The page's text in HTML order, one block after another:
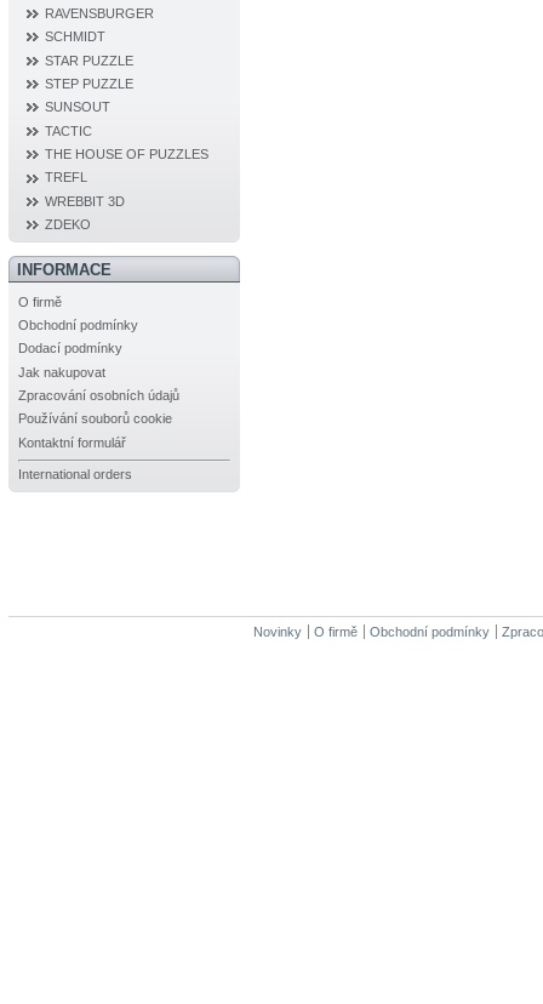
RAVENSBURGER
SCHMIDT
STAR PUZZLE
STEP PUZZLE
SUNSOUT
TACTIC
THE HOUSE OF PUZZLES
TREFL
WREBBIT 3D
ZDEKO
INFORMACE
O firmě
Obchodní podmínky
Dodací podmínky
Jak nakupovat
Zpracování osobních údajů
Používání souborů cookie
Kontaktní formulář
International orders
Novinky O firmě Obchodní podmínky